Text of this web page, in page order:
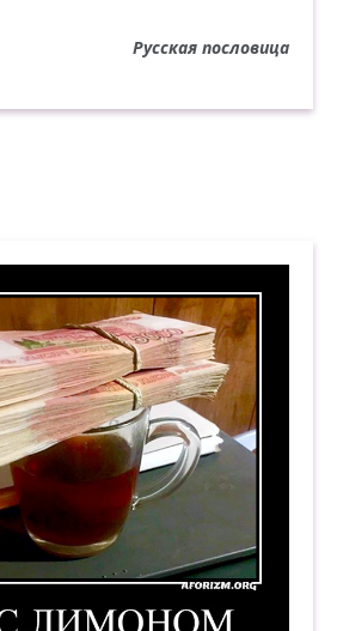
Русская пословица